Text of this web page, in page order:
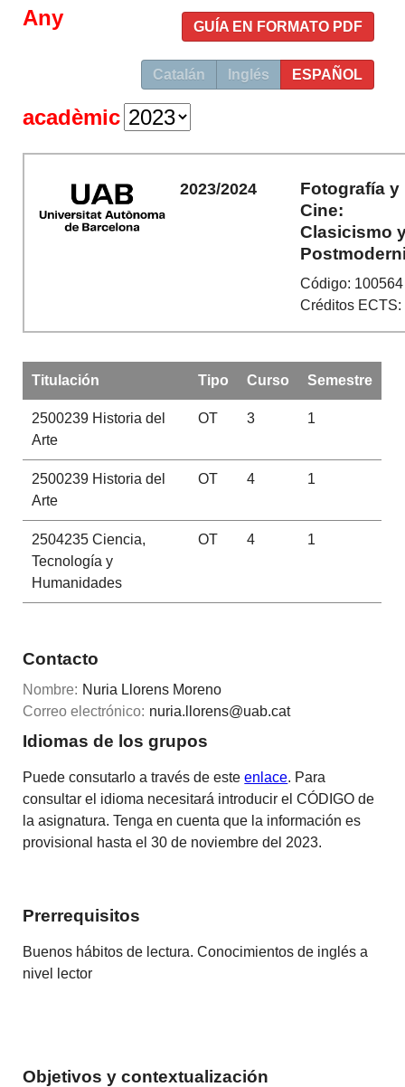
GUÍA EN FORMATO PDF
Catalán Inglés ESPAÑOL
Any
acadèmic
2023/2024
Fotografía y
Cine:
Clasicismo
Código: 100564
Créditos ECTS:
Titulación Tipo Curso Semestre
2500239Historia del
Arte
OT 3 1
2500239Historia del
Arte
OT 4 1
2504235Ciencia,
Tecnología y
Humanidades
OT 4 1
Contacto
Nombre: Nuria Llorens Moreno
Correo electrónico: nuria.llorens@uab.cat
Idiomas de los grupos
Puede consutarlo a través de esteenlace. Para
consultar el idioma necesitará introducir el CÓDIGO de
la asignatura. Tenga en cuenta que la información es
provisional hasta el 30 de noviembre del 2023.
Prerrequisitos
Buenos hábitos de lectura. Conocimientos de inglés a
nivel lector
Objetivos y contextualización